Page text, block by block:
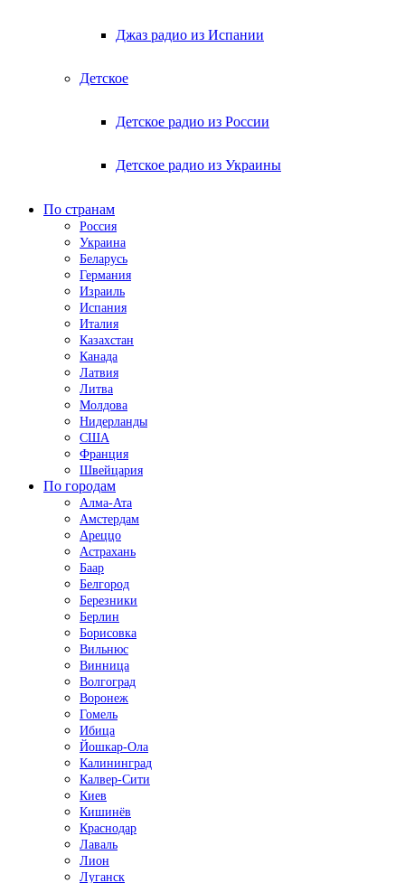
Джаз радио из Испании
Детское
Детское радио из России
Детское радио из Украины
По странам
Россия
Украина
Беларусь
Германия
Израиль
Испания
Италия
Казахстан
Канада
Латвия
Литва
Молдова
Нидерланды
США
Франция
Швейцария
По городам
Алма-Ата
Амстердам
Ареццо
Астрахань
Баар
Белгород
Березники
Берлин
Борисовка
Вильнюс
Винница
Волгоград
Воронеж
Гомель
Ибица
Йошкар-Ола
Калининград
Калвер-Сити
Киев
Кишинёв
Краснодар
Лаваль
Лион
Луганск